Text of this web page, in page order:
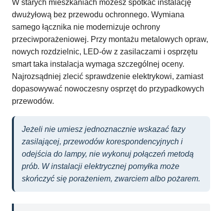
W starych mieszkaniach możesz spotkać instalację
dwużyłową bez przewodu ochronnego. Wymiana
samego łącznika nie modernizuje ochrony
przeciwporażeniowej. Przy montażu metalowych opraw,
nowych rozdzielnic, LED-ów z zasilaczami i osprzętu
smart taka instalacja wymaga szczególnej oceny.
Najrozsądniej zlecić sprawdzenie elektrykowi, zamiast
dopasowywać nowoczesny osprzęt do przypadkowych
przewodów.
Jeżeli nie umiesz jednoznacznie wskazać fazy
zasilającej, przewodów korespondencyjnych i
odejścia do lampy, nie wykonuj połączeń metodą
prób. W instalacji elektrycznej pomyłka może
skończyć się porażeniem, zwarciem albo pożarem.